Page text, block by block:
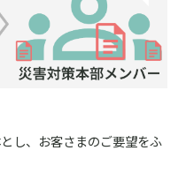
し、お客さまのご要望をふ